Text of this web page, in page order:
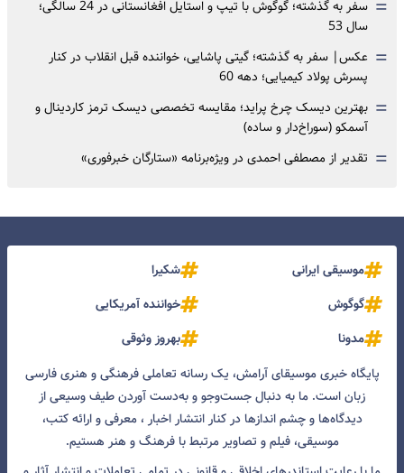
=
سفر به گذشته؛ گوگوش با تیپ و استایل افغانستانی در 24 سالگی؛
سال 53
= عکس| سفر به گذشته؛ گیتی پاشایی، خواننده قبل انقلاب در کنار
پسرش پولاد کیمیایی؛ دهه 60
= بهترین دیسک چرخ پراید؛ مقایسه تخصصی دیسک ترمز کاردینال و
آسمکو (سوراخ‌دار و ساده)
= تقدیر از مصطفی احمدی در ویژه‌برنامه «ستارگان خبرفوری»
موسیقی ایرانی
شکیرا
گوگوش
خواننده آمریکایی
مدونا
بهروز وثوقی
پایگاه خبری موسیقای آرامش، یک رسانه تعاملی فرهنگی و هنری فارسی
زبان است. ما به دنبال جست‌و‌جو و به‌دست آوردن طیف وسیعی از
دیدگاه‌ها و چشم انداز‌ها در کنار انتشار اخبار ، معرفی و ارائه کتب،
موسیقی، فیلم و تصاویر مرتبط با فرهنگ و هنر هستیم.